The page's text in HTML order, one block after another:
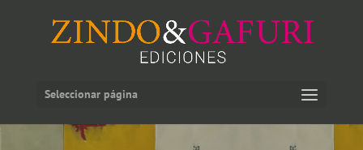
Seleccionar página